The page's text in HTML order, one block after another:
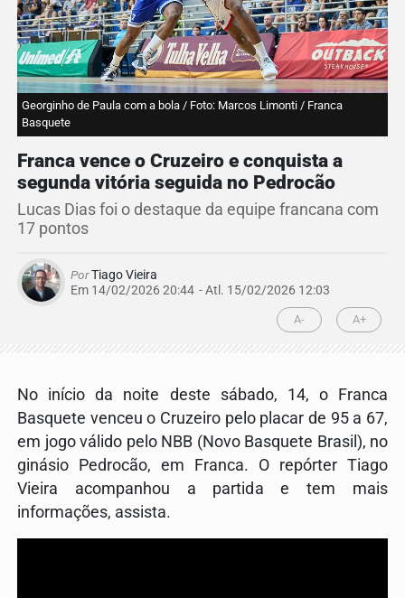
Georginho de Paula com a bola / Foto: Marcos Limonti / Franca
Basquete
Franca vence o Cruzeiro e conquista a
segunda vitória seguida no Pedrocão
Lucas Dias foi o destaque da equipe francana com
17 pontos
PorTiago Vieira
Em 14/02/2026 20:44 - Atl. 15/02/2026 12:03
A- A+
No início da noite deste sábado, 14, o Franca
Basquete venceu o Cruzeiro pelo placar de 95 a 67,
em jogo válido pelo NBB (Novo Basquete Brasil), no
ginásio Pedrocão, em Franca. O repórter Tiago
Vieira acompanhou a partida e tem mais
informações, assista.